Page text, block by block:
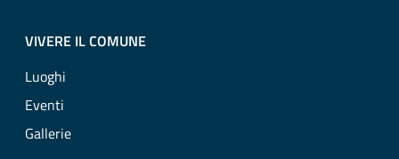
VIVERE IL COMUNE
Luoghi
Eventi
Gallerie